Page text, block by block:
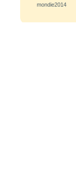
mondie2014